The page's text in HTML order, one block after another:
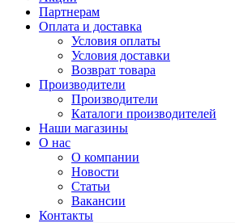
Партнерам
Оплата и доставка
Условия оплаты
Условия доставки
Возврат товара
Производители
Производители
Каталоги производителей
Наши магазины
О нас
О компании
Новости
Статьи
Вакансии
Контакты